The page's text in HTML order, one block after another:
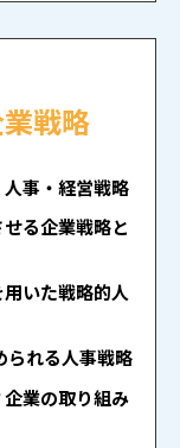
戦略
人事・経営戦略
る企業戦略と
いた戦略的人
られる人事戦略
企業の取り組み